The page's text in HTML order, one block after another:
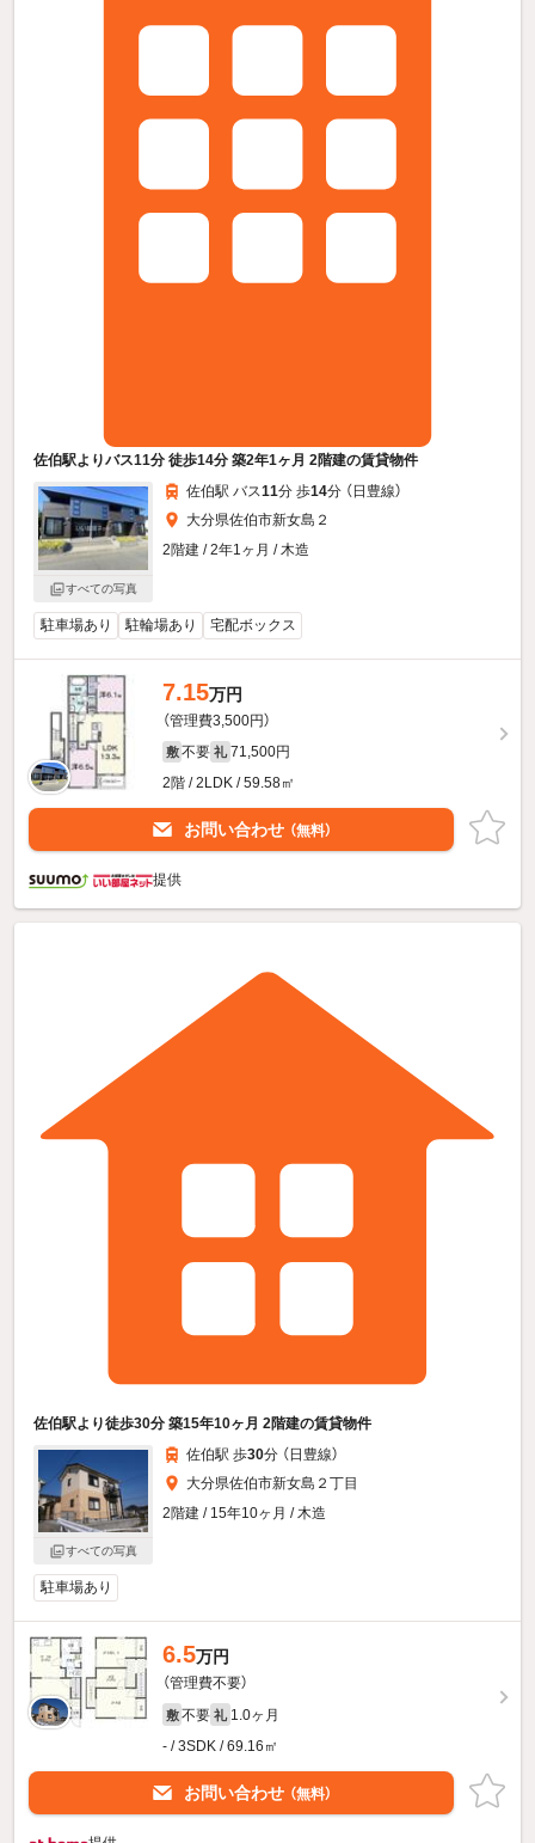
佐伯駅よりバス11分 徒歩14分 築2年1ヶ月 2階建の賃貸物件
すべての写真
佐伯駅 バス11分 歩14分 （日豊線）
大分県佐伯市新女島２
2階建 / 2年1ヶ月 / 木造
駐車場あり 駐輪場あり 宅配ボックス
7.15万円
（管理費3,500円）
敷 不要 礼 71,500円
2階 / 2LDK / 59.58㎡
お問い合わせ （無料）
提供
佐伯駅より徒歩30分 築15年10ヶ月 2階建の賃貸物件
すべての写真
佐伯駅 歩30分 （日豊線）
大分県佐伯市新女島２丁目
2階建 / 15年10ヶ月 / 木造
駐車場あり
6.5万円
（管理費不要）
敷 不要 礼 1.0ヶ月
- / 3SDK / 69.16㎡
お問い合わせ （無料）